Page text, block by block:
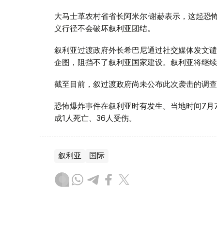
大马士革农村省省长阿米尔·谢赫表示，这起
义行径不会破坏叙利亚团结。
叙利亚过渡政府外长希巴尼通过社交媒体发文
企图，阻挡不了叙利亚国家建设。叙利亚将继
截至目前，叙过渡政府尚未公布此次袭击的调
恐怖爆炸事件在叙利亚时有发生。当地时间7
成1人死亡、36人受伤。
叙利亚 国际